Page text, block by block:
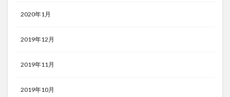
2020年1月
2019年12月
2019年11月
2019年10月